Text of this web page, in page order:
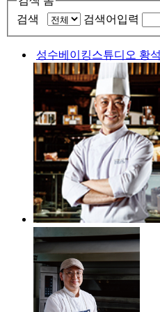
검색
검색어입력
성수베이킹스튜디오 황